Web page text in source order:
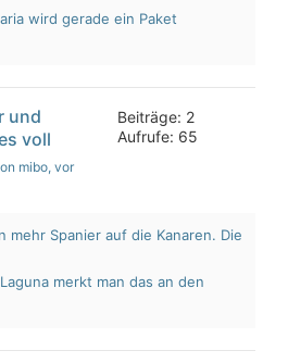
wird gerade ein Paket
und
voll
mibo, vor
Beiträge: 2
Aufrufe: 65
mehr Spanier auf die Kanaren. Die
merkt man das an den